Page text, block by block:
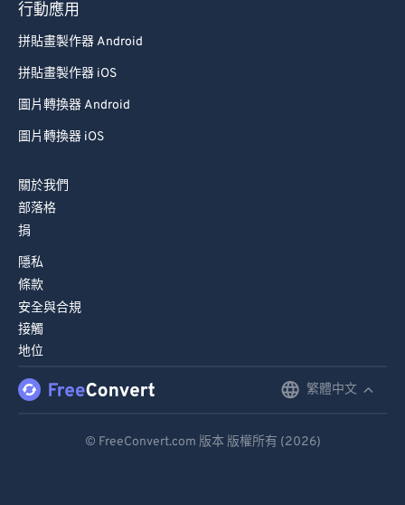
行動應用
拼貼畫製作器 Android
拼貼畫製作器 iOS
圖片轉換器 Android
圖片轉換器 iOS
關於我們
部落格
捐
隱私
條款
安全與合規
接觸
地位
繁體中文
© FreeConvert.com 版本 版權所有 (2026)